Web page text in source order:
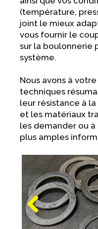
(température,
joint le mieux
vous fournir le
sur la boulonnerie
système.
Nous avons à
techniques
leur résistance à
et les matériaux
les demander ou
plus amples
Previous